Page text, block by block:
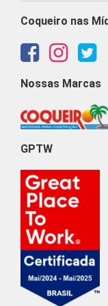
Coqueiro nas
Nossas Marcas
GPTW